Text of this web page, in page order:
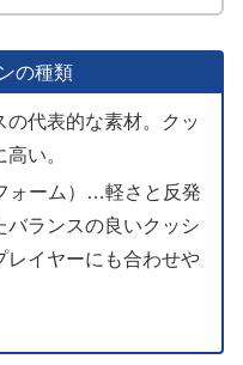
の種類
代表的な素材。クッ
い。
ォーム）…軽さと反発
バランスの良いクッシ
レイヤーにも合わせや